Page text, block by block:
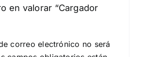
en valorar “Cargador
correo electrónico no será